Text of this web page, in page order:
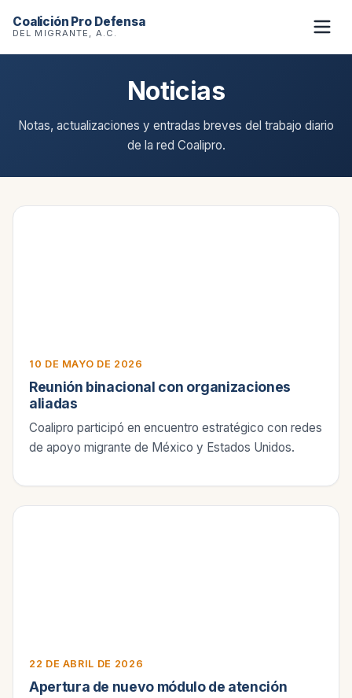
Coalición Pro Defensa
DEL MIGRANTE, A.C.
Noticias
Notas, actualizaciones y entradas breves del trabajo diario
de la red Coalipro.
10 DE MAYO DE 2026
Reunión binacional con organizaciones
aliadas
Coalipro participó en encuentro estratégico con redes
de apoyo migrante de México y Estados Unidos.
22 DE ABRIL DE 2026
Apertura de nuevo módulo de atención